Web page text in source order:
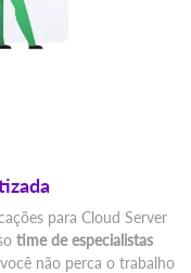
para Cloud Server
time de especialistas
não perca o trabalho